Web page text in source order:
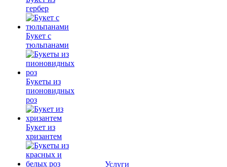
гербер
Букет с
тюльпанами
Букеты из
пионовидных
роз
Букет из
хризантем
Услуги